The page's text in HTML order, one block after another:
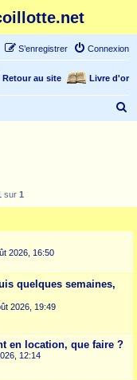
Connexion
S’enregistrer
Livre d'or
Retour au site
sur 1
2026, 16:50
quelques semaines,
2026, 19:49
en location, que faire ?
12:14